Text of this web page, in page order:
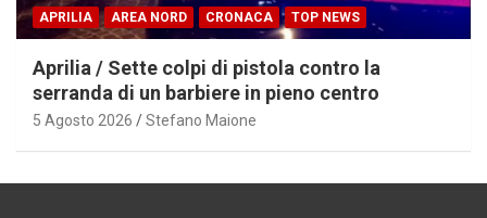
APRILIA AREA NORD CRONACA TOP NEWS
Aprilia / Sette colpi di pistola contro la
serranda di un barbiere in pieno centro
5 Agosto 2026 Stefano Maione